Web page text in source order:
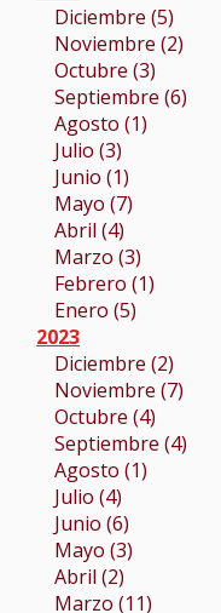
Diciembre (5)
Noviembre (2)
Octubre (3)
Septiembre (6)
Agosto (1)
Julio (3)
Junio (1)
Mayo (7)
Abril (4)
Marzo (3)
Febrero (1)
Enero (5)
2023
Diciembre (2)
Noviembre (7)
Octubre (4)
Septiembre (4)
Agosto (1)
Julio (4)
Junio (6)
Mayo (3)
Abril (2)
Marzo (11)